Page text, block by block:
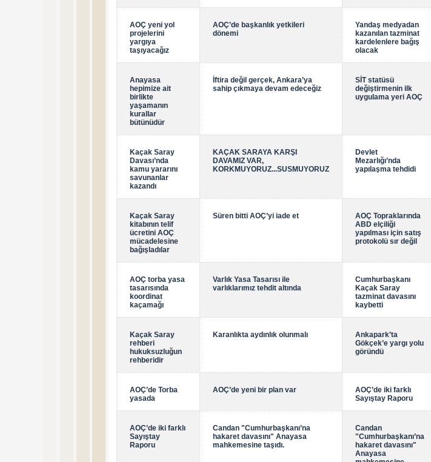
AOÇ yeni yol
projelerini
yargıya
taşıyacağız
AOÇ’de başkanlık yetkileri
dönemi
Yandaş medyadan
kazanılan tazminat
kardelenlere bağış
olacak
Anayasa
hepimize ait
birlikte
yaşamanın
kurallar
bütünüdür
İftira değil gerçek, Ankara’ya
sahip çıkmaya devam edeceğiz
SİT statüsü
değiştirmenin ilk
uygulama yeri AOÇ
Kaçak Saray
Davası’nda
kamu yararını
savunanlar
kazandı
KAÇAK SARAYA KARŞI
DAVAMIZ VAR,
KORKMUYORUZ...SUSMUYORUZ
Devlet
Mezarlığı’nda
yapılaşma tehdidi
Kaçak Saray
kitabının telif
ücretini AOÇ
mücadelesine
bağışladılar
Süren bitti AOÇ’yi iade et
AOÇ Topraklarında
ABD elçiliği
yapılması için satış
protokolü sır değil
AOÇ torba yasa
tasarısında
koordinat
kaçamağı
Varlık Yasa Tasarısı ile
varlıklarımız tehdit altında
Cumhurbaşkanı
Kaçak Saray
tazminat davasını
kaybetti
Kaçak Saray
rehberi
hukuksuzluğun
rehberidir
Karanlıkta aydınlık olunmalı
Ankapark’ta
Gökçek’e yargı yolu
göründü
AOÇ’de Torba
yasada
AOÇ’de yeni bir plan var
AOÇ’de iki farklı
Sayıştay Raporu
AOÇ’de iki farklı
Sayıştay
Raporu
Candan "Cumhurbaşkanı’na
hakaret davasını" Anayasa
mahkemesine taşıdı.
Candan
"Cumhurbaşkanı’na
hakaret davasını"
Anayasa